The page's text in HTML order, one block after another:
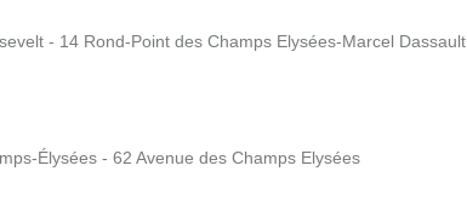
- 14 Rond-Point des Champs Elysées-Marcel Dassault
Élysées - 62 Avenue des Champs Elysées